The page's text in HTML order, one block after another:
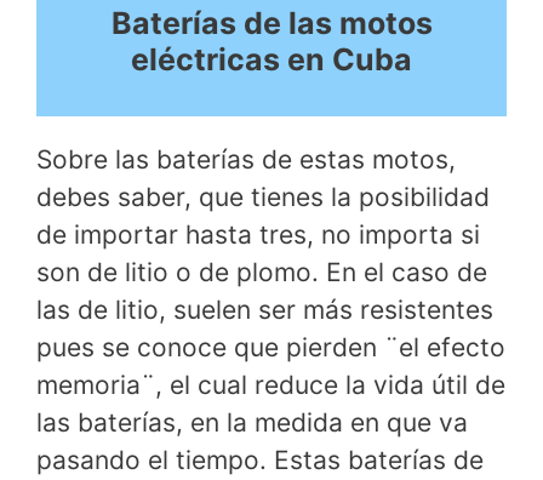
Baterías de las motos
eléctricas en Cuba
Sobre las baterías de estas motos,
debes saber, que tienes la posibilidad
de importar hasta tres, no importa si
son de litio o de plomo. En el caso de
las de litio, suelen ser más resistentes
pues se conoce que pierden ¨el efecto
memoria¨, el cual reduce la vida útil de
las baterías, en la medida en que va
pasando el tiempo. Estas baterías de